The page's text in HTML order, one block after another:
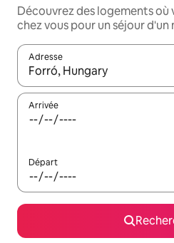
Découvrez des logements où
chez vous pour un séjour d'un
Adresse
Lorsque les résultats
Arrivée
Départ